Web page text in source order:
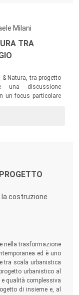
saggi e
necessariamente
di ricerche, atti di
si rivolge
settore.
peer-review),
Milani
TRA
Natura, tra progetto
una discussione
un focus particolare
paesaggista Franco
costruzione
nella trasformazione
ed è uno
tra scala urbanistica
urbanistico al
qualità complessiva
di insieme e, al